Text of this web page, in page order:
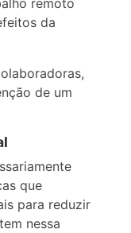
da
de um
que
para reduzir
nessa